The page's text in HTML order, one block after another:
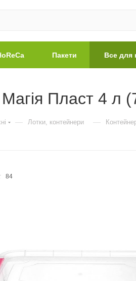
Пакети Все для
Пласт 4 л
— Лотки, контейнери —
84